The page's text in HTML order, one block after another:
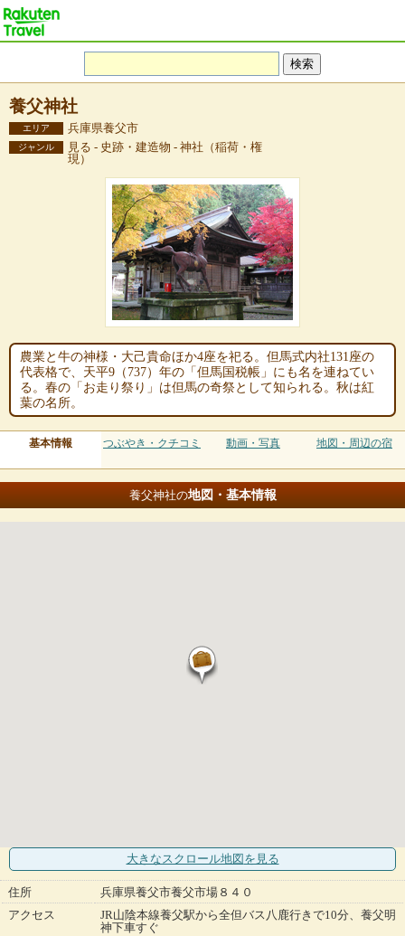
養父神社
エリア 兵庫県養父市
ジャンル
見る - 史跡・建造物 - 神社（稲荷・権
現）
農業と牛の神様・大己貴命ほか4座を祀る。但馬式内社131座の
代表格で、天平9（737）年の「但馬国税帳」にも名を連ねてい
る。春の「お走り祭り」は但馬の奇祭として知られる。秋は紅
葉の名所。
基本情報 つぶやき・クチコミ 動画・写真 地図・周辺の宿
養父神社の地図・基本情報
大きなスクロール地図 を見る
住所
兵庫県養父市養父市場８４０
アクセス
JR山陰本線養父駅から全但バス八鹿行きで10分、養父明
神下車すぐ